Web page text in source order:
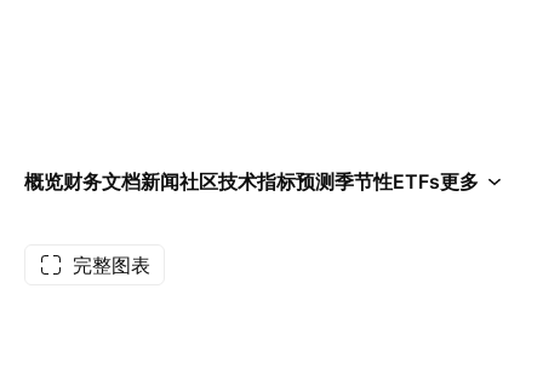
概览财务文档新闻社区技术指标预测季节性ETFs更多
完整图表